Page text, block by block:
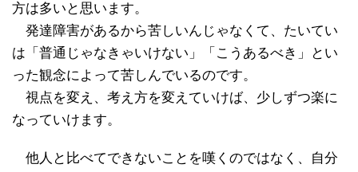
方は多いと思います。
発達障害があるから苦しいんじゃなくて、たいてい
は「普通じゃなきゃいけない」「こうあるべき」とい
った観念によって苦しんでいるのです。
視点を変え、考え方を変えていけば、少しずつ楽に
なっていけます。
他人と比べてできないことを嘆くのではなく、自分